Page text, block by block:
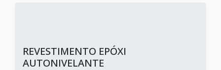
REVESTIMENTO EPÓXI
AUTONIVELANTE